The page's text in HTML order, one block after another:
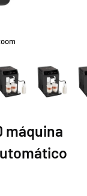
máquina